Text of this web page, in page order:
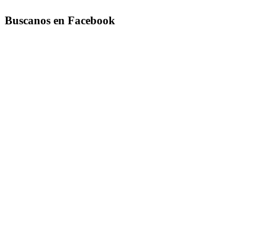
Buscanos en Facebook